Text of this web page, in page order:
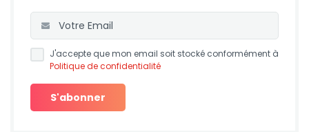
J'accepte que mon email soit stocké conformément à
Politique de confidentialité